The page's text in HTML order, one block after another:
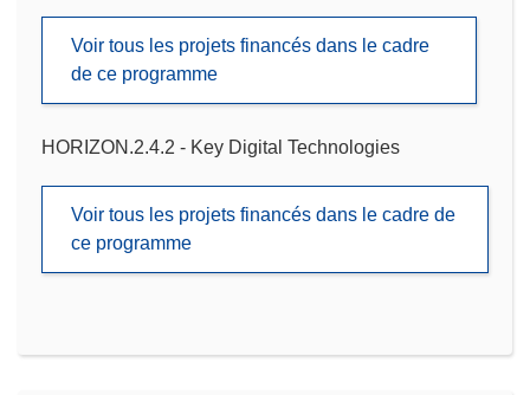
Voir tous les projets financés dans le cadre
de ce programme
HORIZON.2.4.2 - Key Digital Technologies
Voir tous les projets financés dans le cadre de
ce programme